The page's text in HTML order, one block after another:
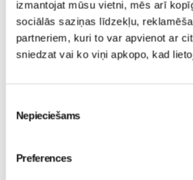
izmantojat mūsu vietni, mēs arī
sociālās saziņas līdzekļu,
partneriem, kuri to var apvienot ar
sniedzat vai ko viņi apkopo, kad
izvēle
Nepieciešams
Preferences
Sākam jauno Māmiņu
Brokastu sezonu 9.
septembrī!
Sievietēm